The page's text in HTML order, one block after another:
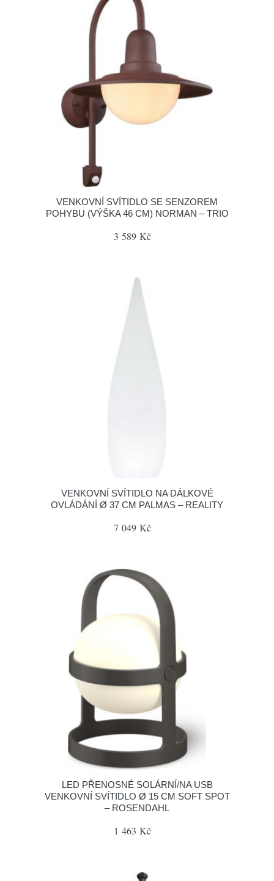
VENKOVNÍ SVÍTIDLO SE SENZOREM
POHYBU (VÝŠKA 46 CM) NORMAN – TRIO
3 589 Kč
VENKOVNÍ SVÍTIDLO NA DÁLKOVÉ
OVLÁDÁNÍ Ø 37 CM PALMAS – REALITY
7 049 Kč
LED PŘENOSNÉ SOLÁRNÍ/NA USB
VENKOVNÍ SVÍTIDLO Ø 15 CM SOFT SPOT
– ROSENDAHL
1 463 Kč